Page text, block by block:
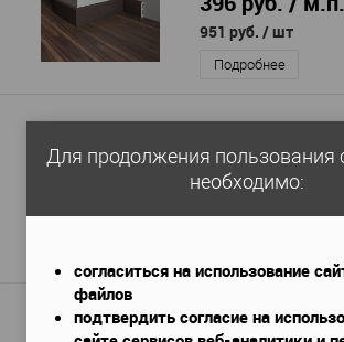
951 руб. / шт
Подробнее
Габариты (ДхШхВ)—
557 руб. / м.п.
1 360 руб.
Плинтус Cosca
Для продолжения пользования
необходимо:
согласиться на использование
файлов
подтвердить согласие на